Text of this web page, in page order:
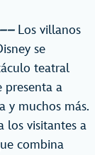
Los villanos
se
teatral
presenta a
y muchos más.
los visitantes a
combina